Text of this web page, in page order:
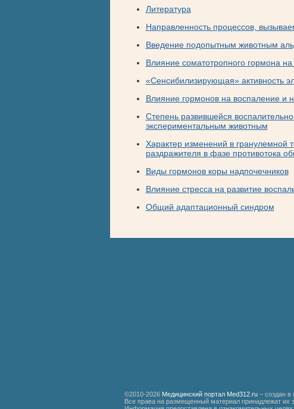
Литература
Направленность процессов,
Введение подопытным животным
Влияние соматотропного гормона
«Сенсибилизирующая» активность
Влияние гормонов на воспаление и
Степень развившейся
экспериментальным животным
Характер изменений в гранулемной
раздражителя в фазе противотока
Виды гормонов коры надпочечников
Влияние стресса на развитие
Общий адаптационный синдром
©2010-2026 Медицинский портал Med312.ru – создан в
Все права на размещенный материал принадлежат их